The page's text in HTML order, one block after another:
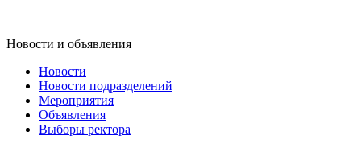
Новости и объявления
Новости
Новости подразделений
Мероприятия
Объявления
Выборы ректора